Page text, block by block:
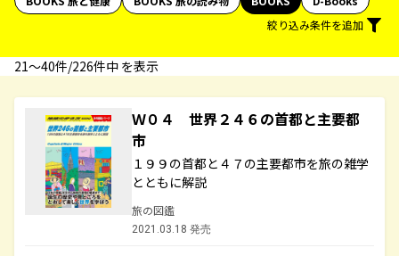
絞り込み条件を追加
21〜40件/226件中 を表示
Ｗ０４ 世界２４６の首都と主要都
市
１９９の首都と４７の主要都市を旅の雑学
とともに解説
旅の図鑑
2021.03.18 発売